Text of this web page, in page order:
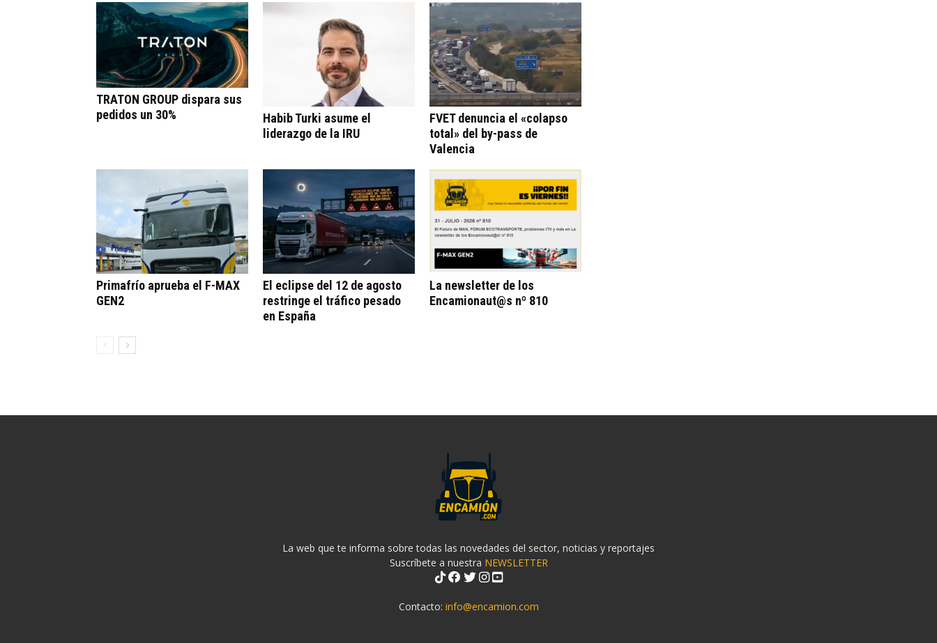
TRATON GROUP dispara sus
pedidos un 30%
Habib Turki asume el
liderazgo de la IRU
FVET denuncia el «colapso
total» del by-pass de
Valencia
Primafrío aprueba el F-MAX
GEN2
El eclipse del 12 de agosto
restringe el tráfico pesado
en España
La newsletter de los
Encamionaut@s nº 810
La web que te informa sobre todas las novedades del sector, noticias y reportajes
Suscríbete a nuestra NEWSLETTER
Contacto: info@encamion.com